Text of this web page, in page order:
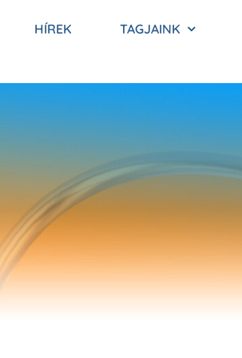
HÍREK TAGJAINK